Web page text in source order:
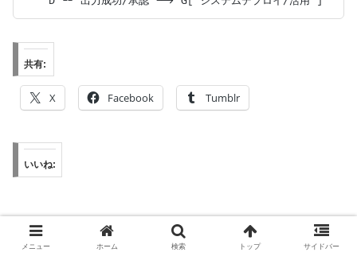
共有:
X Facebook Tumblr
いいね:
メニュー ホーム 検索 トップ サイドバー